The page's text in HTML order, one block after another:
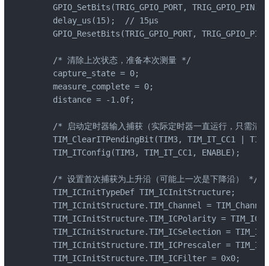
    GPIO_SetBits(TRIG_GPIO_PORT, TRIG_GPIO_PIN);
    delay_us(15);  // 15μs
GPIO_ResetBits(TRIG_GPIO_PORT,
    /* 清除上次状态，准备本次测量 */
    capture_state = 0;
    measure_complete = 0;
    distance = -1.0f;
/* 启动定时器输入捕获（实际定时器一直运行，只需清
TIM_ClearITPendingBit(TIM3, TIM_IT_CC1 |
    TIM_ITConfig(TIM3, TIM_IT_CC1, ENABLE);
    /* 设置首次捕获为上升沿（可能上一次是下降沿） */
    TIM_ICInitTypeDef TIM_ICInitStructure;
TIM_ICInitStructure.TIM_Channel =
TIM_ICInitStructure.TIM_ICPolarity =
TIM_ICInitStructure.TIM_ICSelection =
TIM_ICInitStructure.TIM_ICPrescaler =
    TIM_ICInitStructure.TIM_ICFilter = 0x0;